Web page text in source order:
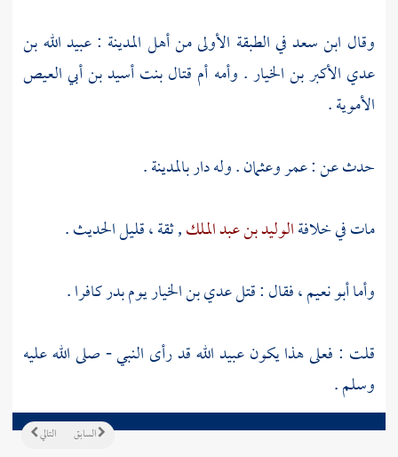
وقال ابن سعدفي الطبقة الأولى منأهل المدينة :عبيد الله بن
عدي الأكبر بن الخيار. وأمه أم قتال بنت أسيد بن أبي العيص
الأموية.
حدث عن :عمروعثمان. وله داربالمدينة.
مات في خلافةالوليد بن عبد الملك, ثقة ، قليل الحديث .
وأماأبو نعيم، فقال : قتلعدي بن الخياريومبدركافرا .
قلت : فعلى هذا يكونعبيد اللهقد رأى النبي - صلى الله عليه
وسلم .
التالي السابق